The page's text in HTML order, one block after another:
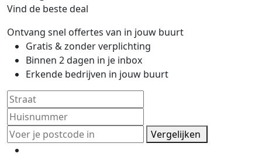
Vind de beste deal
Ontvang snel offertes van in jouw buurt
Gratis & zonder verplichting
Binnen 2 dagen in je inbox
Erkende bedrijven in jouw buurt
Vergelijken